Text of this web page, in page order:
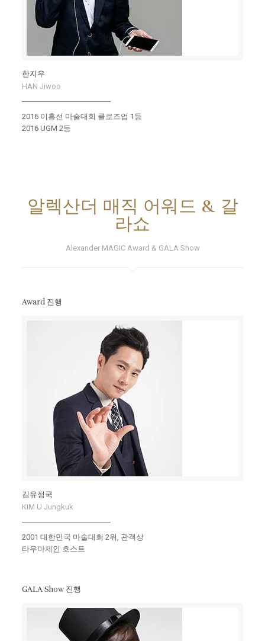
한지우
HAN Jiwoo
2016 이흥선 마술대회 클로즈업 1등
2016 UGM 2등
알렉산더 매직 어워드 & 갈
라쇼
Alexander MAGIC Award & GALA Show
Award 진행
김유정국
KIM U Jungkuk
2001 대한민국 마술대회 2위, 관객상
타우마제인 호스트
GALA Show 진행